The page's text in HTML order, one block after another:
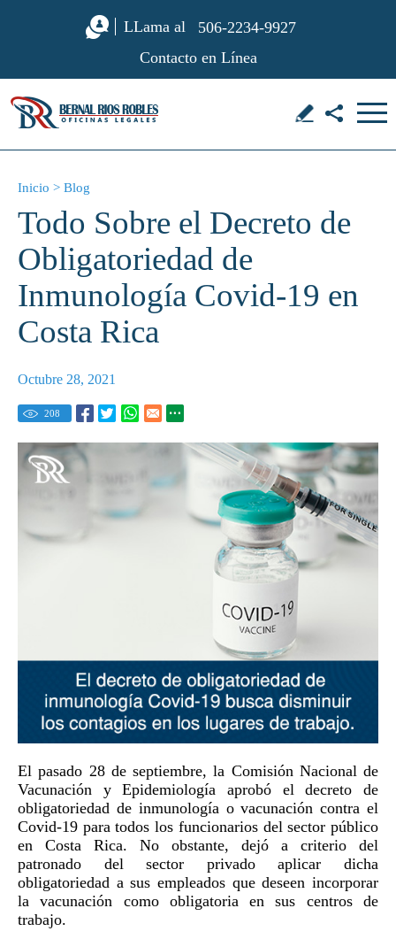
Contacto en Línea
506-2234-9927
LLama al
Inicio > Blog
Todo Sobre el Decreto de
Obligatoriedad de
Inmunología Covid-19 en
Costa Rica
Octubre 28, 2021
208
El pasado 28 de septiembre, la Comisión Nacional de
Vacunación y Epidemiología aprobó el decreto de
obligatoriedad de inmunología o vacunación contra el
Covid-19 para todos los funcionarios del sector público
en Costa Rica. No obstante, dejó a criterio del
patronado del sector privado aplicar dicha
obligatoriedad a sus empleados que deseen incorporar
la vacunación como obligatoria en sus centros de
trabajo.